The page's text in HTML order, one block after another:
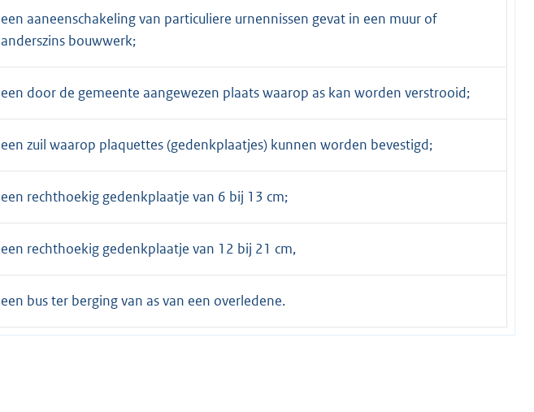
een aaneenschakeling van particuliere urnennissen gevat in een muur of
anderszins bouwwerk;
een door de gemeente aangewezen plaats waarop as kan worden verstrooid;
een zuil waarop plaquettes (gedenkplaatjes) kunnen worden bevestigd;
een rechthoekig gedenkplaatje van 6 bij 13 cm;
een rechthoekig gedenkplaatje van 12 bij 21 cm,
een bus ter berging van as van een overledene.